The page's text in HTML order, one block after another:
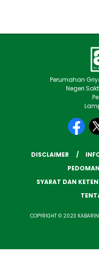
Perumahan
Negeri
DISCLAIMER
SYARAT DAN
COPYRIGHT © 2023